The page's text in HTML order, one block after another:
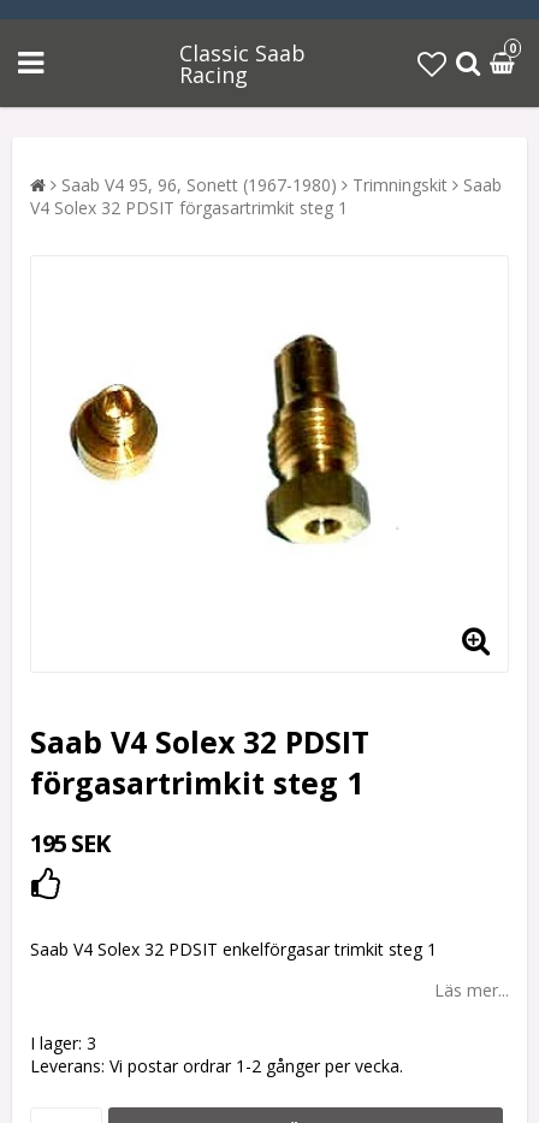
Classic Saab
Racing
0
Saab V4 95, 96, Sonett (1967-1980) Trimningskit
Saab
V4 Solex 32 PDSIT förgasartrimkit steg 1
Saab V4 Solex 32 PDSIT
förgasartrimkit steg 1
195 SEK
Saab V4 Solex 32 PDSIT enkelförgasar trimkit steg 1
Läs mer...
I lager: 3
Leverans: Vi postar ordrar 1-2 gånger per vecka.